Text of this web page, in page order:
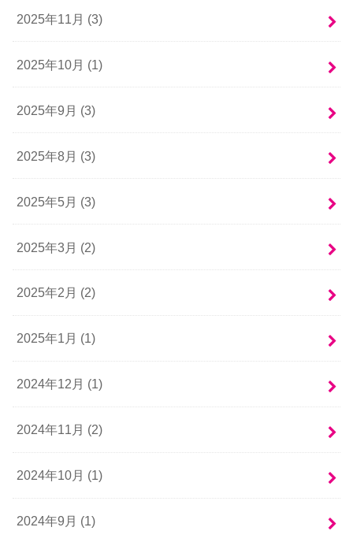
2025年11月 (3)
2025年10月 (1)
2025年9月 (3)
2025年8月 (3)
2025年5月 (3)
2025年3月 (2)
2025年2月 (2)
2025年1月 (1)
2024年12月 (1)
2024年11月 (2)
2024年10月 (1)
2024年9月 (1)